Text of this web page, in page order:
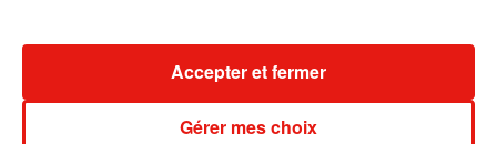
Gérer mes choix
Accepter et fermer